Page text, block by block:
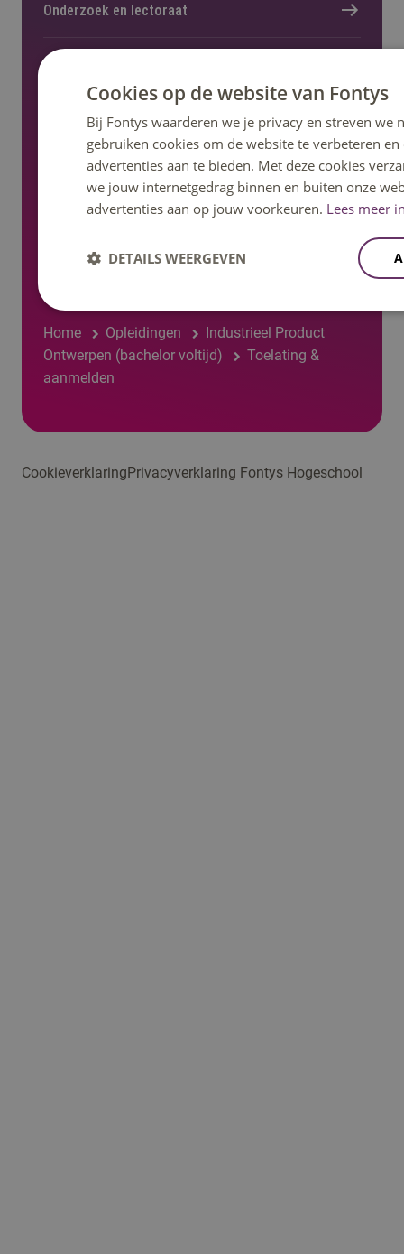
Home Opleidingen
Industrieel Product
Ontwerpen (bachelor voltijd)
Toelating &
aanmelden
Onderzoek en lectoraat
Nieuws en pers
Regelingen, statuten en reglementen
CookieverklaringPrivacyverklaring Fontys Hogeschool
Cookies op de website van Fontys
Bij Fontys waarderen we je privacy en streven we
gebruiken cookies om de website te verbeteren
advertenties aan te bieden. Met deze cookies
we jouw internetgedrag binnen en buiten onze
advertenties aan op jouw voorkeuren. Lees meer
DETAILS WEERGEVEN